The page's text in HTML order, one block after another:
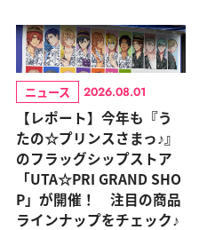
ニュース 2026.08.01
【レポート】今年も『う
たの☆プリンスさまっ♪』
のフラッグシップストア
「UTA☆PRI GRAND SHO
P」が開催！ 注目の商品
ラインナップをチェック♪